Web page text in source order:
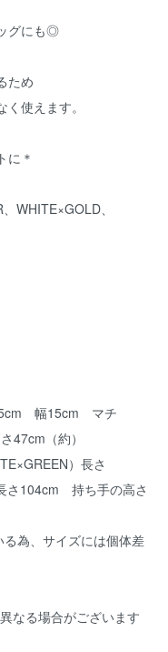
グにも◎
ため
使えます。
に＊
WHITE×GOLD、
幅15cm マチ
（約）
）長さ
104cm 持ち手の高さ
為、サイズには個体差
なる場合がございます